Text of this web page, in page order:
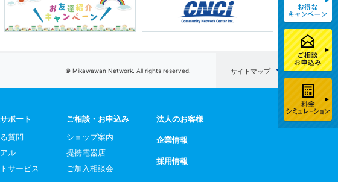
© Mikawawan Network. All rights reserved. サイトマップ
ポート
質問
ル
サービス
ご相談・お申込み
ショップ案内
提携電器店
ご加入相談会
法人のお客様
企業情報
採用情報